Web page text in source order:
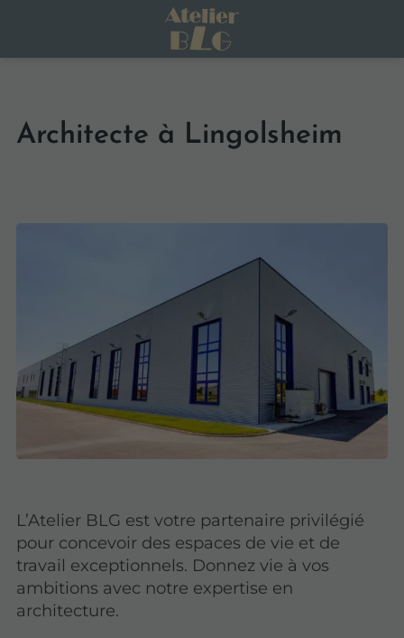
Architecte à Lingolsheim
L’Atelier BLG est votre partenaire privilégié
pour concevoir des espaces de vie et de
travail exceptionnels. Donnez vie à vos
ambitions avec notre expertise en
architecture.